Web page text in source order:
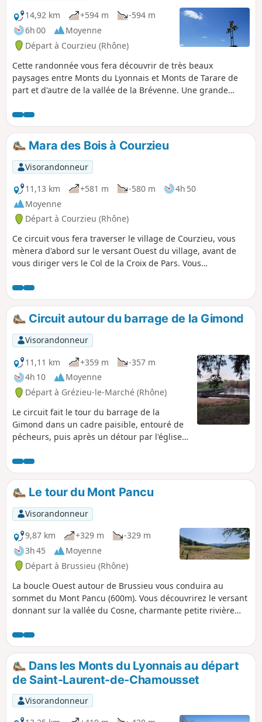
14,92 km
+594 m
-594 m
6h 00
Moyenne
Départ à Courzieu (Rhône)
Cette randonnée vous fera découvrir de très beaux
paysages entre Monts du Lyonnais et Monts de Tarare de
part et d'autre de la vallée de la Brévenne. Une grande
points de vue très intéressants. De nombreux panneaux
indicateurs tout au long du parcours vous aideront à vous
orienter.Mara des Bois à Courzieu
Visorandonneur
11,13 km
+581 m -580 m
4h 50
Moyenne
Départ à Courzieu (Rhône)
Ce circuit vous fera traverser le village de Courzieu, vous
mènera d'abord sur le versant Ouest du village, avant de
vous diriger vers le Col de la Croix de Pars. Vous
aérienne.
Circuit autour du barrage de la Gimond
Visorandonneur
11,11 km
+359 m
-357 m
4h 10
Moyenne
Départ à Grézieu-le-Marché (Rhône)
Le circuit fait le tour du barrage de la
Gimond dans un cadre paisible, entouré de
pécheurs, puis après un détour par l'église
le Bois de la Dame.
Le tour du Mont Pancu
Visorandonneur
9,87 km
+329 m
-329 m
3h 45
Moyenne
Départ à Brussieu (Rhône)
La boucle Ouest autour de Brussieu vous conduira au
sommet du Mont Pancu (600m). Vous découvrirez le versant
donnant sur la vallée du Cosne, charmante petite rivière
de la balade, celui donnant sur la vallée de la Brévenne.
L'itinéraire est majoritairement sur chemin avec des
passages en forêt. C'est une balade à faire en famille avec
des enfants pas trop petits et bons marcheurs.
Dans les Monts du Lyonnais au départ
de Saint-Laurent-de-Chamousset
Visorandonneur